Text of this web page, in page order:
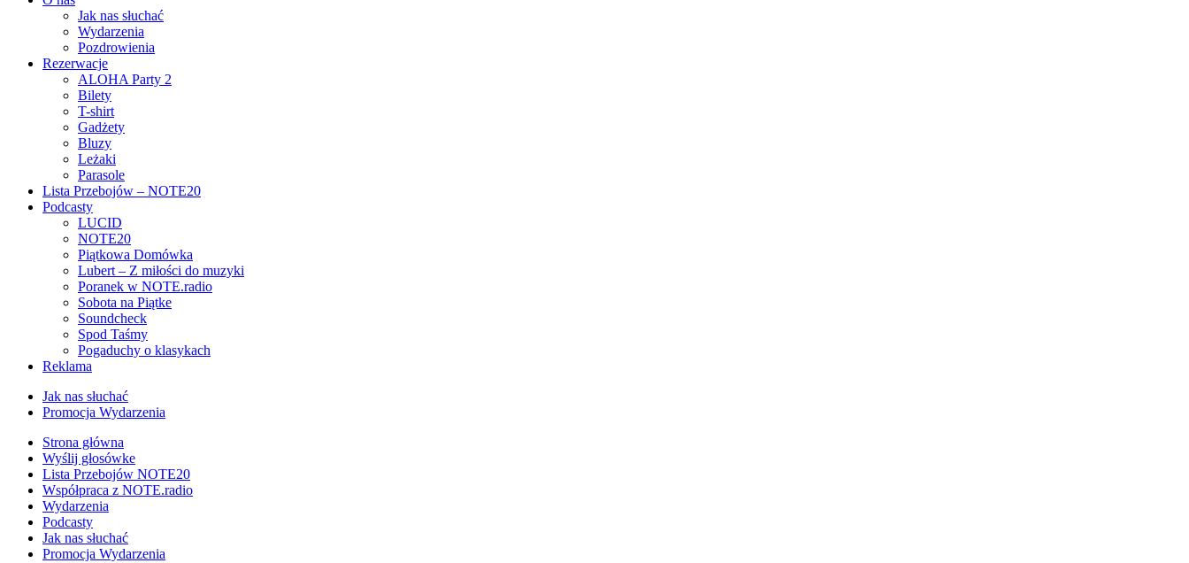
Jak nas słuchać
Wydarzenia
Pozdrowienia
Rezerwacje
ALOHA Party 2
Bilety
T-shirt
Gadżety
Bluzy
Leżaki
Parasole
Lista Przebojów – NOTE20
Podcasty
LUCID
NOTE20
Piątkowa Domówka
Lubert – Z miłości do muzyki
Poranek w NOTE.radio
Sobota na Piątke
Soundcheck
Spod Taśmy
Pogaduchy o klasykach
Reklama
Jak nas słuchać
Promocja Wydarzenia
Strona główna
Wyślij głosówke
Lista Przebojów NOTE20
Współpraca z NOTE.radio
Wydarzenia
Podcasty
Jak nas słuchać
Promocja Wydarzenia